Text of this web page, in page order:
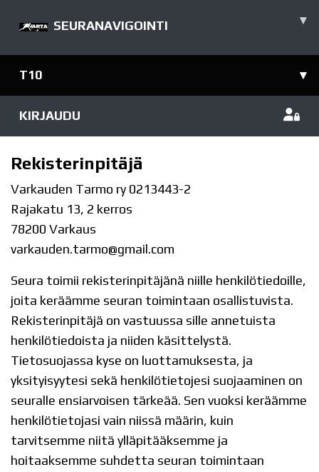
SEURANAVIGOINTI ▾
T10 ▾
KIRJAUDU
Rekisterinpitäjä
Varkauden Tarmo ry 0213443-2
Rajakatu 13, 2 kerros
78200 Varkaus
varkauden.tarmo@gmail.com
Seura toimii rekisterinpitäjänä niille henkilötiedoille,
joita keräämme seuran toimintaan osallistuvista.
Rekisterinpitäjä on vastuussa sille annetuista
henkilötiedoista ja niiden käsittelystä.
Tietosuojassa kyse on luottamuksesta, ja
yksityisyytesi sekä henkilötietojesi suojaaminen on
seuralle ensiarvoisen tärkeää. Sen vuoksi keräämme
henkilötietojasi vain niissä määrin, kuin
tarvitsemme niitä ylläpitääksemme ja
hoitaaksemme suhdetta seuran toimintaan